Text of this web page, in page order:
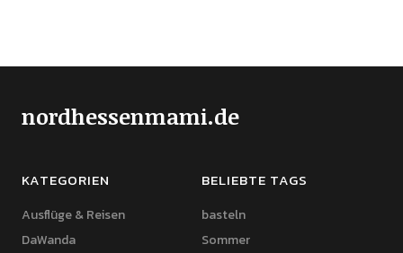
nordhessenmami.de
KATEGORIEN
Ausflüge & Reisen
DaWanda
BELIEBTE TAGS
basteln
Sommer